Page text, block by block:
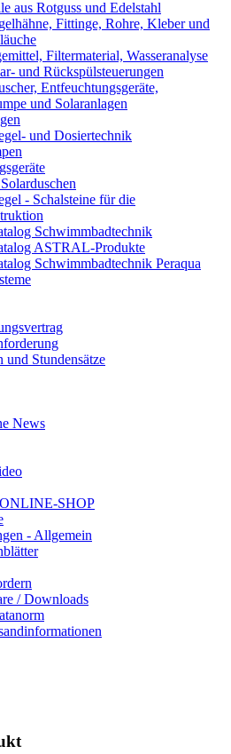
aus Rotguss und Edelstahl
Fittinge, Rohre, Kleber und
Filtermaterial, Wasseranalyse
und Rückspülsteuerungen
Entfeuchtungsgeräte,
und Solaranlagen
und Dosiertechnik
- Schalsteine für die
Schwimmbadtechnik
ASTRAL-Produkte
Schwimmbadtechnik Peraqua
und Stundensätze
News
SHOP
- Allgemein
/ Downloads